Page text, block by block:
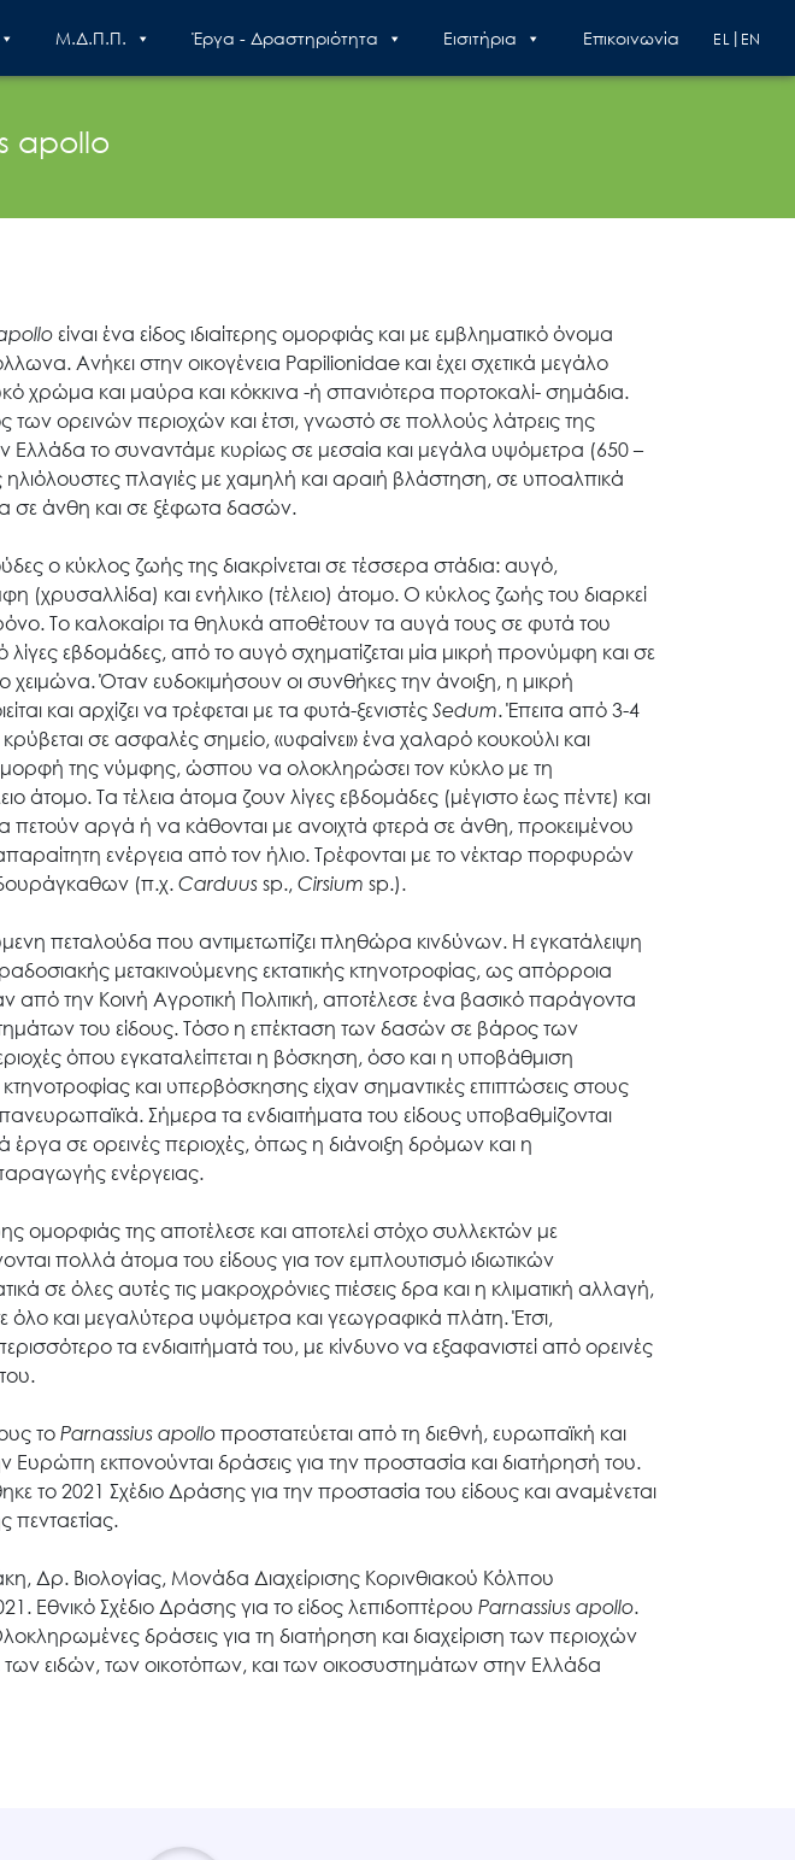
Μ.Δ.Π.Π. Έργα - Δραστηριότητα Εισιτήρια Επικοινωνία EN
EL
apollo
είναι ένα είδος ιδιαίτερης ομορφιάς και με εμβληματικό όνομα
Ανήκει στην οικογένεια Papilionidae και έχει σχετικά μεγάλο
χρώμα και μαύρα και κόκκινα -ή σπανιότερα πορτοκαλί- σημάδια.
των ορεινών περιοχών και έτσι, γνωστό σε πολλούς λάτρεις της
Ελλάδα το συναντάμε κυρίως σε μεσαία και μεγάλα υψόμετρα (650 –
πλαγιές με χαμηλή και αραιή βλάστηση, σε υποαλπικά
σε άνθη και σε ξέφωτα δασών.
ο κύκλος ζωής της διακρίνεται σε τέσσερα στάδια: αυγό,
(χρυσαλλίδα) και ενήλικο (τέλειο) άτομο. Ο κύκλος ζωής του διαρκεί
Το καλοκαίρι τα θηλυκά αποθέτουν τα αυγά τους σε φυτά του
εβδομάδες, από το αυγό σχηματίζεται μία μικρή προνύμφη και σε
χειμώνα. Όταν ευδοκιμήσουν οι συνθήκες την άνοιξη, η μικρή
και αρχίζει να τρέφεται με τα φυτά-ξενιστές Sedum. Έπειτα από 3-4
σε ασφαλές σημείο, «υφαίνει» ένα χαλαρό κουκούλι και
μορφή της νύμφης, ώσπου να ολοκληρώσει τον κύκλο με τη
άτομο. Τα τέλεια άτομα ζουν λίγες εβδομάδες (μέγιστο έως πέντε) και
αργά ή να κάθονται με ανοιχτά φτερά σε άνθη, προκειμένου
ενέργεια από τον ήλιο. Τρέφονται με το νέκταρ πορφυρών
(π.χ. Carduus sp., Cirsium sp.).
πεταλούδα που αντιμετωπίζει πληθώρα κινδύνων. Η εγκατάλειψη
μετακινούμενης εκτατικής κτηνοτροφίας, ως απόρροια
την Κοινή Αγροτική Πολιτική, αποτέλεσε ένα βασικό παράγοντα
του είδους. Τόσο η επέκταση των δασών σε βάρος των
όπου εγκαταλείπεται η βόσκηση, όσο και η υποβάθμιση
και υπερβόσκησης είχαν σημαντικές επιπτώσεις στους
Σήμερα τα ενδιαιτήματα του είδους υποβαθμίζονται
έργα σε ορεινές περιοχές, όπως η διάνοιξη δρόμων και η
ενέργειας.
ομορφιάς της αποτέλεσε και αποτελεί στόχο συλλεκτών με
πολλά άτομα του είδους για τον εμπλουτισμό ιδιωτικών
σε όλες αυτές τις μακροχρόνιες πιέσεις δρα και η κλιματική αλλαγή,
όλο και μεγαλύτερα υψόμετρα και γεωγραφικά πλάτη. Έτσι,
τα ενδιαιτήματά του, με κίνδυνο να εξαφανιστεί από ορεινές
το Parnassius apollo προστατεύεται από τη διεθνή, ευρωπαϊκή και
Ευρώπη εκπονούνται δράσεις για την προστασία και διατήρησή του.
το 2021 Σχέδιο Δράσης για την προστασία του είδους και αναμένεται
πενταετίας.
Δρ. Βιολογίας, Μονάδα Διαχείρισης Κορινθιακού Κόλπου
Εθνικό Σχέδιο Δράσης για το είδος λεπιδοπτέρου Parnassius apollo.
δράσεις για τη διατήρηση και διαχείριση των περιοχών
ειδών, των οικοτόπων, και των οικοσυστημάτων στην Ελλάδα